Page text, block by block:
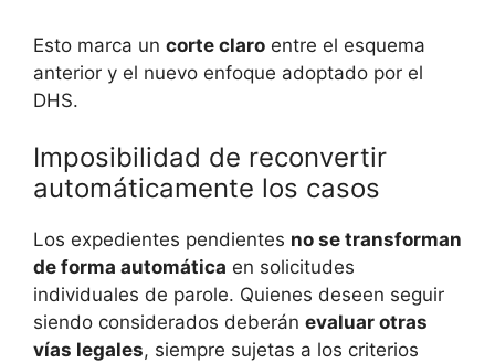
Esto marca un corte claro entre el esquema
anterior y el nuevo enfoque adoptado por el
DHS.
Imposibilidad de reconvertir
automáticamente los casos
Los expedientes pendientes no se transforman
de forma automática en solicitudes
individuales de parole. Quienes deseen seguir
siendo considerados deberán evaluar otras
vías legales, siempre sujetas a los criterios